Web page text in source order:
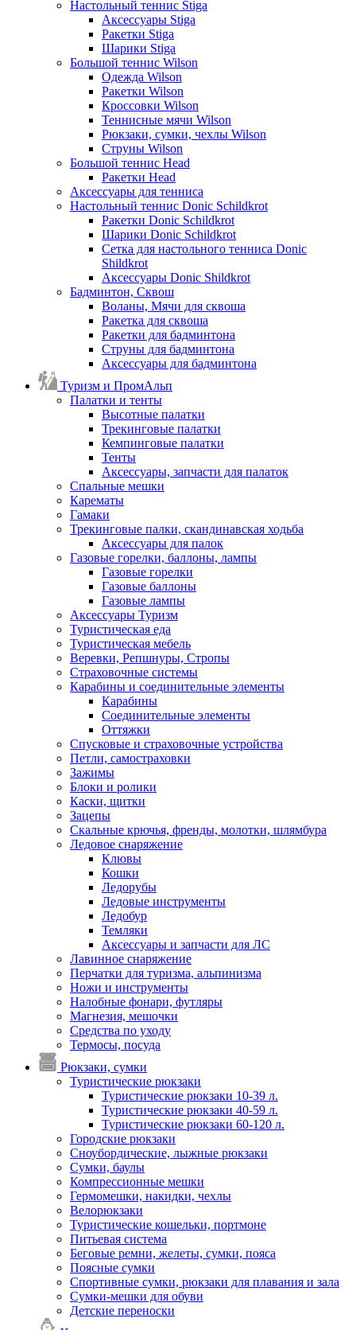
Настольный теннис Stiga
Аксессуары Stiga
Ракетки Stiga
Шарики Stiga
Большой теннис Wilson
Одежда Wilson
Ракетки Wilson
Кроссовки Wilson
Теннисные мячи Wilson
Рюкзаки, сумки, чехлы Wilson
Струны Wilson
Большой теннис Head
Ракетки Head
Аксессуары для тенниса
Настольный теннис Donic Schildkrot
Ракетки Donic Schildkrot
Шарики Donic Schildkrot
Сетка для настольного тенниса Donic
Shildkrot
Аксессуары Donic Shildkrot
Бадминтон, Сквош
Воланы, Мячи для сквоша
Ракетка для сквоша
Ракетки для бадминтона
Струны для бадминтона
Аксессуары для бадминтона
Туризм и ПромАльп
Палатки и тенты
Высотные палатки
Трекинговые палатки
Кемпинговые палатки
Тенты
Аксессуары, запчасти для палаток
Спальные мешки
Карематы
Гамаки
Трекинговые палки, скандинавская ходьба
Аксессуары для палок
Газовые горелки, баллоны, лампы
Газовые горелки
Газовые баллоны
Газовые лампы
Аксессуары Туризм
Туристическая еда
Туристическая мебель
Веревки, Репшнуры, Стропы
Страховочные системы
Карабины и соединительные элементы
Карабины
Соединительные элементы
Оттяжки
Спусковые и страховочные устройства
Петли, самостраховки
Зажимы
Блоки и ролики
Каски, щитки
Зацепы
Скальные крючья, френды, молотки, шлямбура
Ледовое снаряжение
Клювы
Кошки
Ледорубы
Ледовые инструменты
Ледобур
Темляки
Аксессуары и запчасти для ЛС
Лавинное снаряжение
Перчатки для туризма, альпинизма
Ножи и инструменты
Налобные фонари, футляры
Магнезия, мешочки
Средства по уходу
Термосы, посуда
Рюкзаки, сумки
Туристические рюкзаки
Туристические рюкзаки 10-39 л.
Туристические рюкзаки 40-59 л.
Туристические рюкзаки 60-120 л.
Городские рюкзаки
Сноубордические, лыжные рюкзаки
Сумки, баулы
Компрессионные мешки
Гермомешки, накидки, чехлы
Велорюкзаки
Туристические кошельки, портмоне
Питьевая система
Беговые ремни, желеты, сумки, пояса
Поясные сумки
Спортивные сумки, рюкзаки для плавания и зала
Сумки-мешки для обуви
Детские переноски